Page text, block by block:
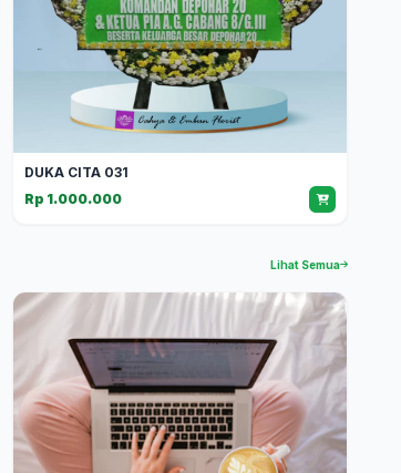
DUKA CITA 031
Rp 1.000.000
Lihat Semua